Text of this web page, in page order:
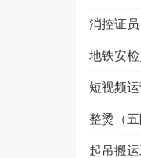
消控证员
地铁安检
短视频运
整烫（五